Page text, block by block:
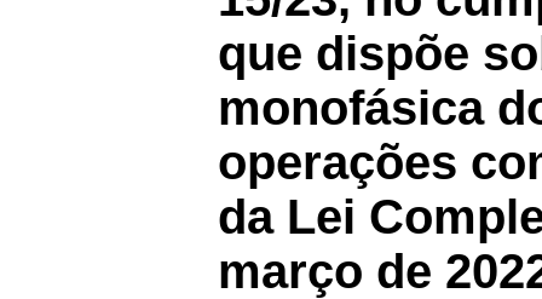
que dispõe
monofásica
operações
da Lei
março de